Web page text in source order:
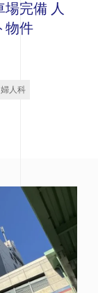
場完備 人
物件
婦人科